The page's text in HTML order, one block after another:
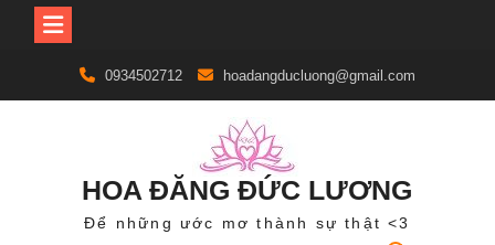
content
0934502712 hoadangducluong@gmail.com
HOA ĐĂNG ĐỨC LƯƠNG
Để những ước mơ thành sự thật <3